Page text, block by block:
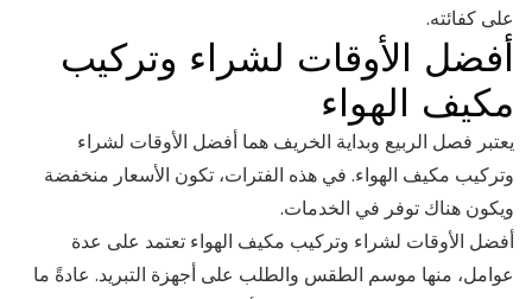
على كفائته.
أفضل الأوقات لشراء وتركيب
مكيف الهواء
يعتبر فصل الربيع وبداية الخريف هما أفضل الأوقات لشراء
وتركيب مكيف الهواء. في هذه الفترات، تكون الأسعار منخفضة
ويكون هناك توفر في الخدمات.
أفضل الأوقات لشراء وتركيب مكيف الهواء تعتمد على عدة
عوامل، منها موسم الطقس والطلب على أجهزة التبريد. عادةً ما